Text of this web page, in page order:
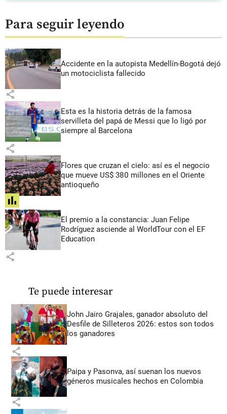
Para seguir leyendo
Accidente en la autopista Medellín-Bogotá dejó
un motociclista fallecido
share
Esta es la historia detrás de la famosa
servilleta del papá de Messi que lo ligó por
siempre al Barcelona
share
Flores que cruzan el cielo: así es el negocio
que mueve US$ 380 millones en el Oriente
antioqueño
share
El premio a la constancia: Juan Felipe
Rodríguez asciende al WorldTour con el EF
Education
share
Te puede interesar
John Jairo Grajales, ganador absoluto del
Desfile de Silleteros 2026: estos son todos
los ganadores
share
Paipa y Pasonva, así suenan los nuevos
géneros musicales hechos en Colombia
share